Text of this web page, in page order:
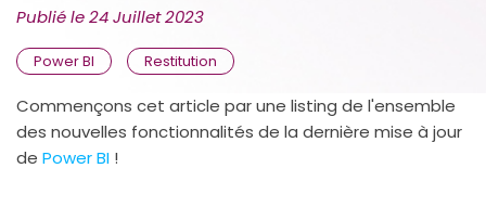
Publié le24 Juillet 2023
Power BI Restitution
Commençons cet article par une listing de l'ensemble
des nouvelles fonctionnalités de la dernière mise à jour
de Power BI !